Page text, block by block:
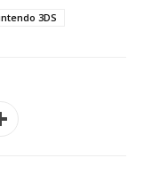
3DS